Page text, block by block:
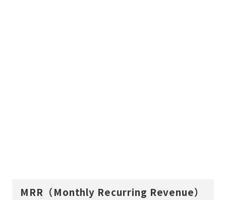
MRR（Monthly Recurring Revenue）